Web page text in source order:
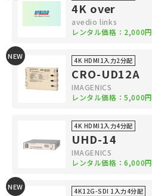
4K over
avedio links
レンタル価格：2,000円
NEW 4K HDMI1入力2分配
CRO-UD12A
IMAGENICS
レンタル価格：5,000円
4K HDMI1入力4分配
UHD-14
IMAGENICS
レンタル価格：6,000円
NEW 4K12G-SDI 1入力4分配